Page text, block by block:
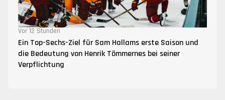
Vor 12 Stunden
Ein Top-Sechs-Ziel für Sam Hallams erste Saison und
die Bedeutung von Henrik Tömmernes bei seiner
Verpflichtung